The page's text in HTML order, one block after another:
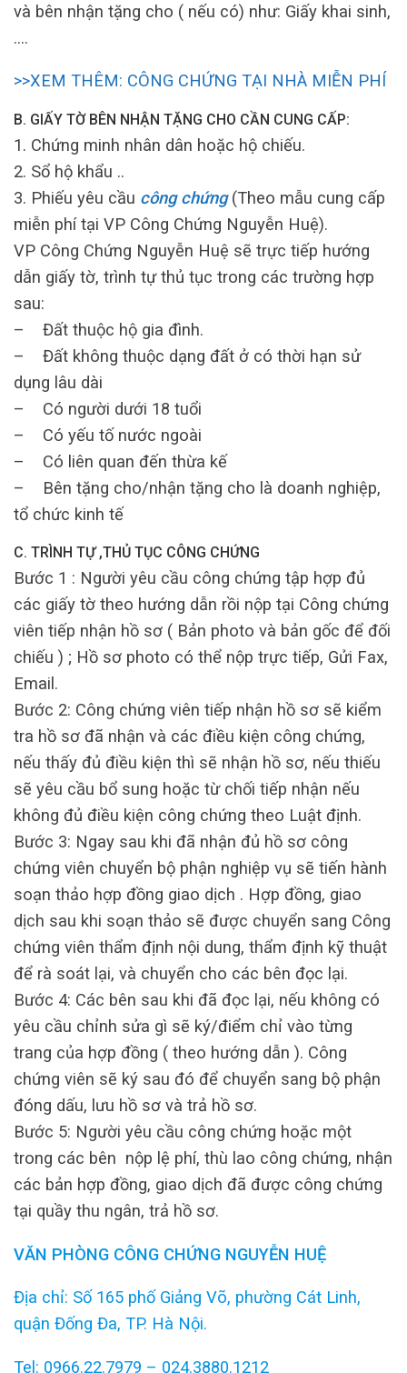
và bên nhận tặng cho ( nếu có) như: Giấy khai sinh,
….
>>XEM THÊM: CÔNG CHỨNG TẠI NHÀ MIỄN PHÍ
B. GIẤY TỜ BÊN NHẬN TẶNG CHO CẦN CUNG CẤP:
1. Chứng minh nhân dân hoặc hộ chiếu.
2. Sổ hộ khẩu ..
3. Phiếu yêu cầu công chứng (Theo mẫu cung cấp
miễn phí tại VP Công Chứng Nguyễn Huệ).
VP Công Chứng Nguyễn Huệ sẽ trực tiếp hướng
dẫn giấy tờ, trình tự thủ tục trong các trường hợp
sau:
– Đất thuộc hộ gia đình.
– Đất không thuộc dạng đất ở có thời hạn sử
dụng lâu dài
– Có người dưới 18 tuổi
– Có yếu tố nước ngoài
– Có liên quan đến thừa kế
– Bên tặng cho/nhận tặng cho là doanh nghiệp,
tổ chức kinh tế
C. TRÌNH TỰ ,THỦ TỤC CÔNG CHỨNG
Bước 1 : Người yêu cầu công chứng tập hợp đủ
các giấy tờ theo hướng dẫn rồi nộp tại Công chứng
viên tiếp nhận hồ sơ ( Bản photo và bản gốc để đối
chiếu ) ; Hồ sơ photo có thể nộp trực tiếp, Gửi Fax,
Email.
Bước 2: Công chứng viên tiếp nhận hồ sơ sẽ kiểm
tra hồ sơ đã nhận và các điều kiện công chứng,
nếu thấy đủ điều kiện thì sẽ nhận hồ sơ, nếu thiếu
sẽ yêu cầu bổ sung hoặc từ chối tiếp nhận nếu
không đủ điều kiện công chứng theo Luật định.
Bước 3: Ngay sau khi đã nhận đủ hồ sơ công
chứng viên chuyển bộ phận nghiệp vụ sẽ tiến hành
soạn thảo hợp đồng giao dịch . Hợp đồng, giao
dịch sau khi soạn thảo sẽ được chuyển sang Công
chứng viên thẩm định nội dung, thẩm định kỹ thuật
để rà soát lại, và chuyển cho các bên đọc lại.
Bước 4: Các bên sau khi đã đọc lại, nếu không có
yêu cầu chỉnh sửa gì sẽ ký/điểm chỉ vào từng
trang của hợp đồng ( theo hướng dẫn ). Công
chứng viên sẽ ký sau đó để chuyển sang bộ phận
đóng dấu, lưu hồ sơ và trả hồ sơ.
Bước 5: Người yêu cầu công chứng hoặc một
trong các bên nộp lệ phí, thù lao công chứng, nhận
các bản hợp đồng, giao dịch đã được công chứng
tại quầy thu ngân, trả hồ sơ.
VĂN PHÒNG CÔNG CHỨNG NGUYỄN HUỆ
Địa chỉ: Số 165 phố Giảng Võ, phường Cát Linh,
quận Đống Đa, TP. Hà Nội.
Tel: 0966.22.7979 – 024.3880.1212